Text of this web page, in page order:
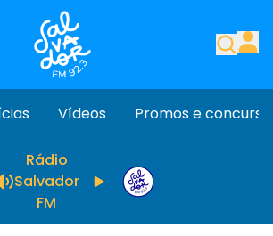
Vídeos Promos e
Rádio
Salvador
FM